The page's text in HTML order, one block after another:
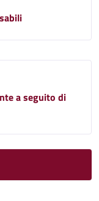
a seguito di